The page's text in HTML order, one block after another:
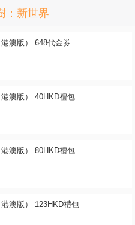
：新世界
澳版） 648代金券
澳版） 40HKD禮包
澳版） 80HKD禮包
澳版） 123HKD禮包